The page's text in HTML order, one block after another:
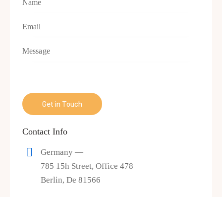
Contact Info
Germany —
785 15h Street, Office 478
Berlin, De 81566